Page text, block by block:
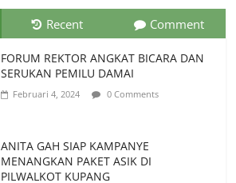
Recent Comment
FORUM REKTOR ANGKAT BICARA DAN
SERUKAN PEMILU DAMAI
Februari 4, 2024 0 Comments
ANITA GAH SIAP KAMPANYE
MENANGKAN PAKET ASIK DI
PILWALKOT KUPANG